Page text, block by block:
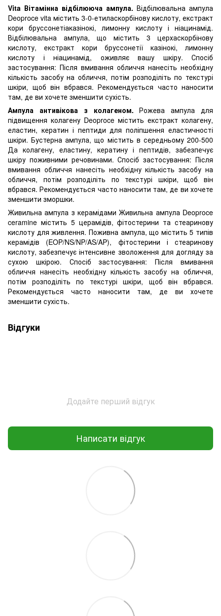
Vita Вітамінна відбілююча ампула. Відбілювальна ампула
Deoproce vita містить 3-0-етиласкорбінову кислоту, екстракт
кори бруссонетіаказінокі, лимонну кислоту і ніацинамід.
Відбілювальна ампула, що містить 3 церхаскорбінову
кислоту, екстракт кори бруссонетії казінокі, лимонну
кислоту і ніацинамід, оживляє вашу шкіру. Спосіб
застосування: Після вмивання обличчя нанесіть необхідну
кількість засобу на обличчя, потім розподіліть по текстурі
шкіри, щоб він вбрався. Рекомендується часто наносити
там, де ви хочете зменшити сухість.
Ампула антивікова з колагеном. Рожева ампула для
підвищення колагену Deoproce містить екстракт колагену,
еластин, кератин і пептиди для поліпшення еластичності
шкіри. Бустерна ампула, що містить в середньому 200-500
Да колагену, еластину, кератину і пептидів, забезпечує
шкіру поживними речовинами. Спосіб застосування: Після
вмивання обличчя нанесіть необхідну кількість засобу на
обличчя, потім розподіліть по текстурі шкіри, щоб він
вбрався. Рекомендується часто наносити там, де ви хочете
зменшити зморшки.
Живильна ампула з керамідами Живильна ампула Deoproce
ceramine містить 5 церамідів, фітостерини та стеаринову
кислоту для живлення. Поживна ампула, що містить 5 типів
керамідів (EOP/NS/NP/AS/AP), фітостерини і стеаринову
кислоту, забезпечує інтенсивне зволоження для догляду за
сухою шкірою. Спосіб застосування: Після вмивання
обличчя нанесіть необхідну кількість засобу на обличчя,
потім розподіліть по текстурі шкіри, щоб він вбрався.
Рекомендується часто наносити там, де ви хочете
зменшити сухість.
Відгуки
Додайте перший відгук
Написати відгук